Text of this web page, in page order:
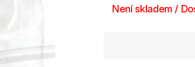
Není skladem /